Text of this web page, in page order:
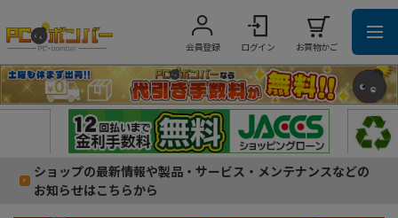
会員登録 ログイン お買物かご
ショップの最新情報や製品・サービス・メンテナンスなどの
お知らせはこちらから